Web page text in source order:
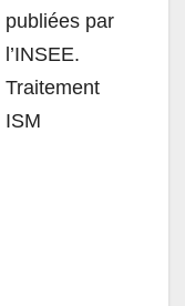
publiées par
l’INSEE.
Traitement
ISM